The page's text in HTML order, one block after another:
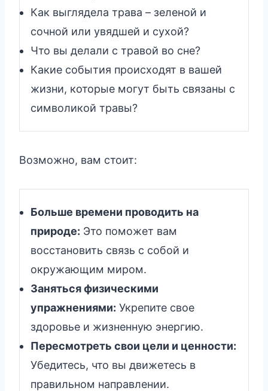
Как выглядела трава – зеленой и
сочной или увядшей и сухой?
Что вы делали с травой во сне?
Какие события происходят в вашей
жизни, которые могут быть связаны с
символикой травы?
Возможно, вам стоит:
Больше времени проводить на
природе: Это поможет вам
восстановить связь с собой и
окружающим миром.
Заняться физическими
упражнениями: Укрепите свое
здоровье и жизненную энергию.
Пересмотреть свои цели и ценности:
Убедитесь, что вы движетесь в
правильном направлении.